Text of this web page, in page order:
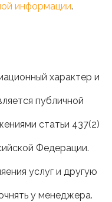
информации.
характер и
публичной
статьи 437(2)
Федерации.
услуг и другую
у менеджера.